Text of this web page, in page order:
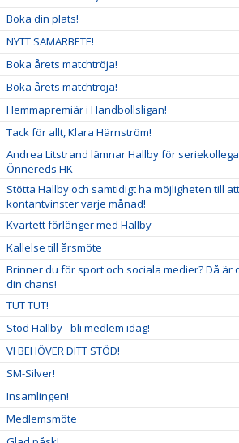
Boka din plats!
NYTT SAMARBETE!
Boka årets matchtröja!
Boka årets matchtröja!
Hemmapremiär i Handbollsligan!
Tack för allt, Klara Härnström!
Andrea Litstrand lämnar Hallby för
Önnereds HK
Stötta Hallby och samtidigt ha möjligheten till
kontantvinster varje månad!
Kvartett förlänger med Hallby
Kallelse till årsmöte
Brinner du för sport och sociala medier? Då är
din chans!
TUT TUT!
Stöd Hallby - bli medlem idag!
VI BEHÖVER DITT STÖD!
SM-Silver!
Insamlingen!
Medlemsmöte